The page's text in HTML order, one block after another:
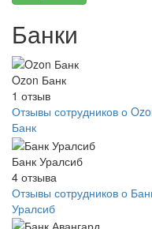
Банки
Ozon Банк
1 отзыв
Отзывы сотрудников о
Банк
Банк Уралсиб
4 отзыва
Отзывы сотрудников о
Уралсиб